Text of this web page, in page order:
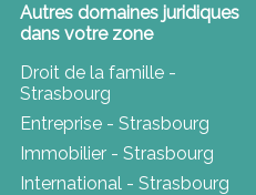
Autres domaines juridiques
dans votre zone
Droit de la famille -
Strasbourg
Entreprise - Strasbourg
Immobilier - Strasbourg
International - Strasbourg